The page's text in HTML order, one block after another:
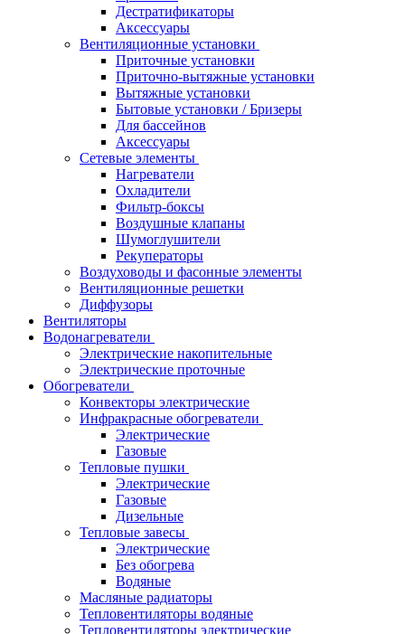
Дестратификаторы
Аксессуары
Вентиляционные установки
Приточные установки
Приточно-вытяжные установки
Вытяжные установки
Бытовые установки / Бризеры
Для бассейнов
Аксессуары
Сетевые элементы
Нагреватели
Охладители
Фильтр-боксы
Воздушные клапаны
Шумоглушители
Рекуператоры
Воздуховоды и фасонные элементы
Вентиляционные решетки
Диффузоры
Вентиляторы
Водонагреватели
Электрические накопительные
Электрические проточные
Обогреватели
Конвекторы электрические
Инфракрасные обогреватели
Электрические
Газовые
Тепловые пушки
Электрические
Газовые
Дизельные
Тепловые завесы
Электрические
Без обогрева
Водяные
Масляные радиаторы
Тепловентиляторы водяные
Тепловентиляторы электрические